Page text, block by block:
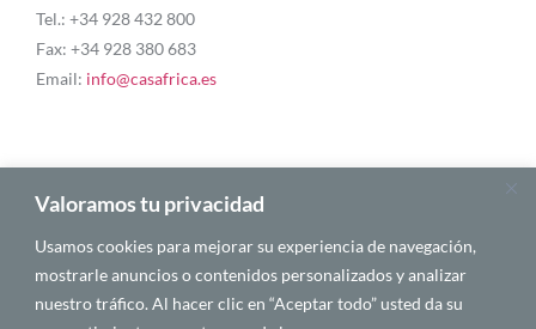
Valoramos tu privacidad
Usamos cookies para mejorar su experiencia de navegación,
mostrarle anuncios o contenidos personalizados y analizar
nuestro tráfico. Al hacer clic en “Aceptar todo” usted da su
Tel.: +34 928 432 800
Fax: +34 928 380 683
Email: info@casafrica.es
Blog
Quiénes somos
Autores